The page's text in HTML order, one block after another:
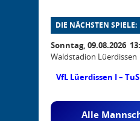
DIE NÄCHSTEN SPIELE:
Sonntag, 09.08.2026
Waldstadion Lüerdissen
VfL Lüerdissen I –
Alle